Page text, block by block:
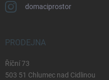
domaciprostor
PRODEJNA
Říční 73
503 51 Chlumec nad Cidlinou